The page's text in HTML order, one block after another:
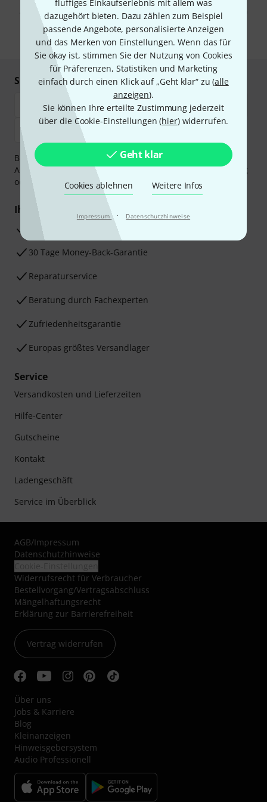
fluffiges Einkaufserlebnis mit allem was
dazugehört bieten. Dazu zählen zum Beispiel
passende Angebote, personalisierte Anzeigen
und das Merken von Einstellungen. Wenn das für
Sie okay ist, stimmen Sie der Nutzung von Cookies
für Präferenzen, Statistiken und Marketing
einfach durch einen Klick auf „Geht klar“ zu (alle
anzeigen).
Sie können Ihre erteilte Zustimmung jederzeit
über die Cookie-Einstellungen (hier) widerrufen.
Geht klar
Cookies ablehnen Weitere Infos
Impressum · Datenschutzhinweise
Abmeldung ist jederzeit möglich. Weitere Informationen finden Sie in
unserenDatenschutzhinweisen.
* Pflichtfeld
Sicher einkaufen & bezahlen
Bezahlen Sie vertraulich und sicher per Vorkasse, PayPal,
Amazon Pay,Klarna Sofort bezahlen,Klarna Ratenzahlung
oder Kreditkarte.
Ihre Vorteile
3 Jahre Thomann Garantie
30 Tage Money-Back-Garantie
Reparaturservice
Beratung durch Fachexperten
Zufriedenheitsgarantie
Europas größtes Versandlager
Service
Versandkosten und Lieferzeiten
Hilfe-Center
Gutscheine
Kontakt
Ladengeschäft
Service im Überblick
AGB/Impressum
Datenschutzhinweise
Widerrufsrecht für Verbraucher
Bestellvorgang/Vertragsabschluss
Mängelhaftungsrecht
Erklärung zur Barrierefreiheit
Vertrag widerrufen
Über uns
Jobs & Karriere
Blog
Kleinanzeigen
Hinweisgebersystem
Audio Professionell